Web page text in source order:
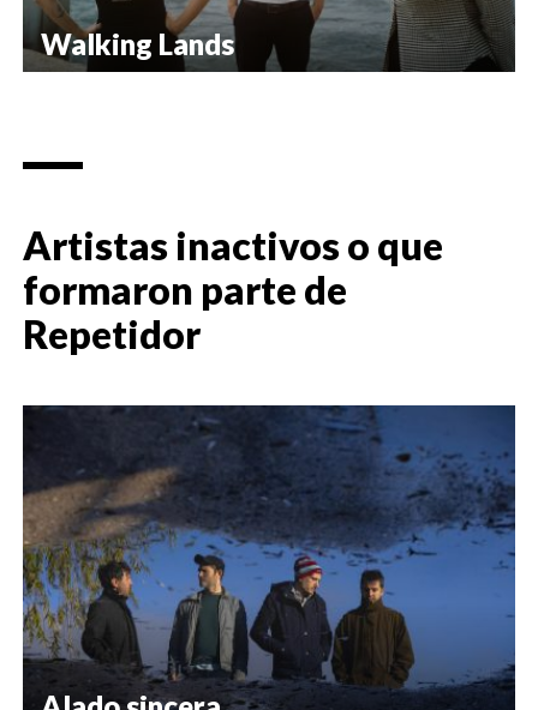
Walking Lands
Artistas inactivos o que
formaron parte de
Repetidor